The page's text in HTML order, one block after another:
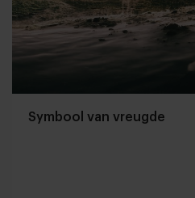
Symbool van vreugde